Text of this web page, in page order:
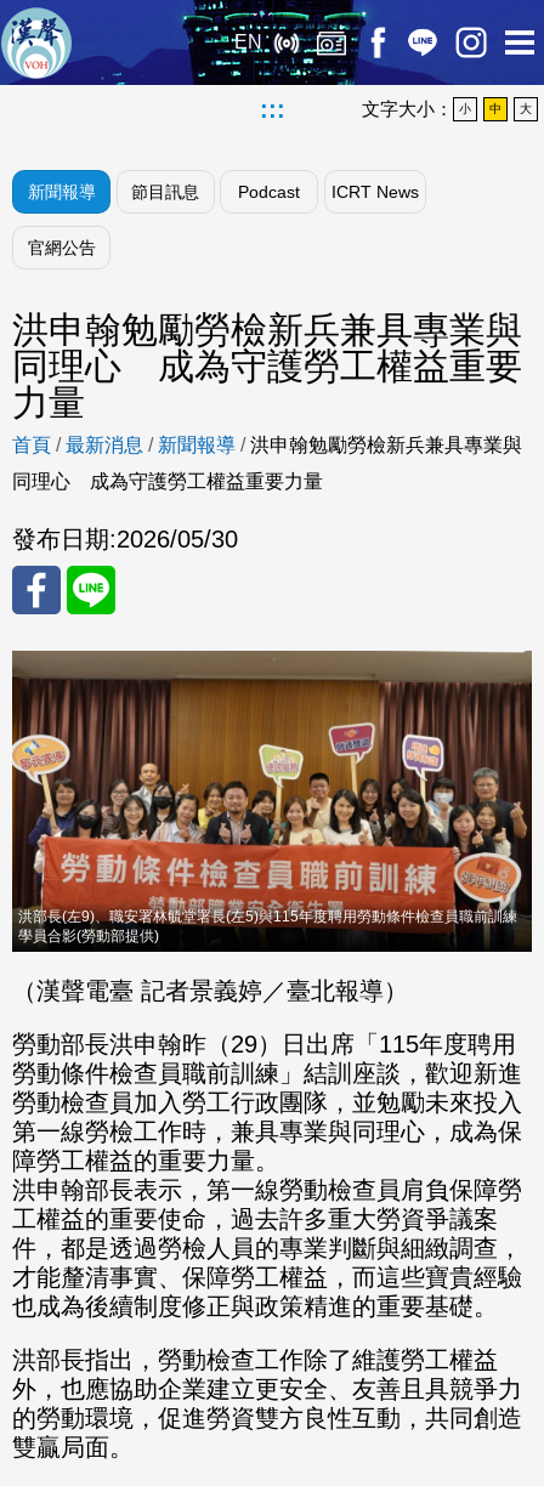
EN
::: 文字大小： 小 中 大
新聞報導 節目訊息 Podcast ICRT News
官網公告
洪申翰勉勵勞檢新兵兼具專業與
同理心 成為守護勞工權益重要
力量
首頁 /最新消息 / 新聞報導 /洪申翰勉勵勞檢新兵兼具專業與
同理心 成為守護勞工權益重要力量
發布日期:2026/05/30
分享
至
Fac
eBo
ok
分享
至
Line
洪部長(左9)、職安署林毓堂署長(左5)與115年度聘用勞動條件檢查員職前訓練
學員合影(勞動部提供)
（漢聲電臺 記者景義婷／臺北報導）
勞動部長洪申翰昨（29）日出席「115年度聘用
勞動條件檢查員職前訓練」結訓座談，歡迎新進
勞動檢查員加入勞工行政團隊，並勉勵未來投入
第一線勞檢工作時，兼具專業與同理心，成為保
障勞工權益的重要力量。
洪申翰部長表示，第一線勞動檢查員肩負保障勞
工權益的重要使命，過去許多重大勞資爭議案
件，都是透過勞檢人員的專業判斷與細緻調查，
才能釐清事實、保障勞工權益，而這些寶貴經驗
也成為後續制度修正與政策精進的重要基礎。
洪部長指出，勞動檢查工作除了維護勞工權益
外，也應協助企業建立更安全、友善且具競爭力
的勞動環境，促進勞資雙方良性互動，共同創造
雙贏局面。